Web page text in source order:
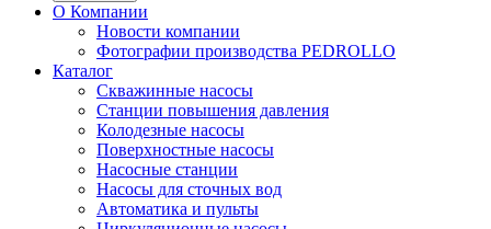
О Компании
Новости компании
Фотографии производства PEDROLLO
Каталог
Скважинные насосы
Станции повышения давления
Колодезные насосы
Поверхностные насосы
Насосные станции
Насосы для сточных вод
Автоматика и пульты